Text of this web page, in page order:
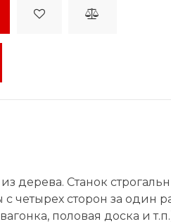
дерева. Станок
четырех сторон за один
половая доска и